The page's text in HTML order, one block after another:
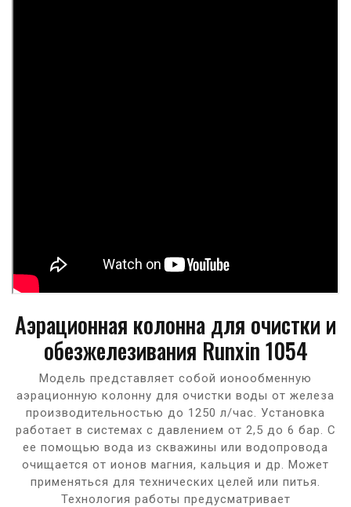
Аэрационная колонна для очистки и
обезжелезивания Runxin 1054
Модель представляет собой ионообменную
аэрационную колонну для очистки воды от железа
производительностью до 1250 л/час. Установка
работает в системах с давлением от 2,5 до 6 бар. С
ее помощью вода из скважины или водопровода
очищается от ионов магния, кальция и др. Может
применяться для технических целей или питья.
Технология работы предусматривает